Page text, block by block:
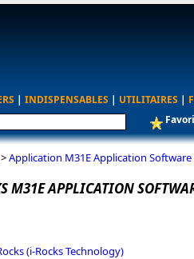
| INDISPENSABLES | UTILITAIRES |
>Application M31E Application Software
M31E APPLICATION
(i-Rocks Technology)